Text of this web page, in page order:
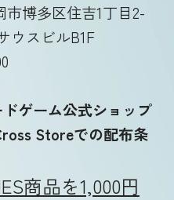
博多区住吉1丁目2-
ウスビルB1F
ゲーム公式ショップ
Storeでの配布条
商品を1,000円